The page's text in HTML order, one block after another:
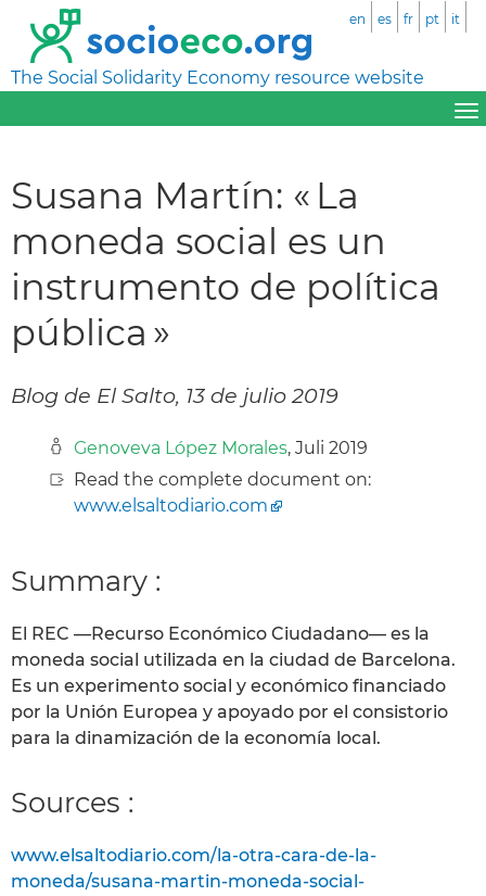
The Social Solidarity Economy resource website
en es fr pt it
Susana Martín: « La
moneda social es un
instrumento de política
pública »
Blog de El Salto, 13 de julio 2019
Genoveva López Morales, Juli 2019
Read the complete document on:
www.elsaltodiario.com
Summary :
El REC —Recurso Económico Ciudadano— es la
moneda social utilizada en la ciudad de Barcelona.
Es un experimento social y económico financiado
por la Unión Europea y apoyado por el consistorio
para la dinamización de la economía local.
Sources :
www.elsaltodiario.com/la-otra-cara-de-la-
moneda/susana-martin-moneda-social-